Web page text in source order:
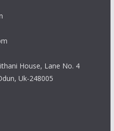
House, Lane No. 4
Uk-248005